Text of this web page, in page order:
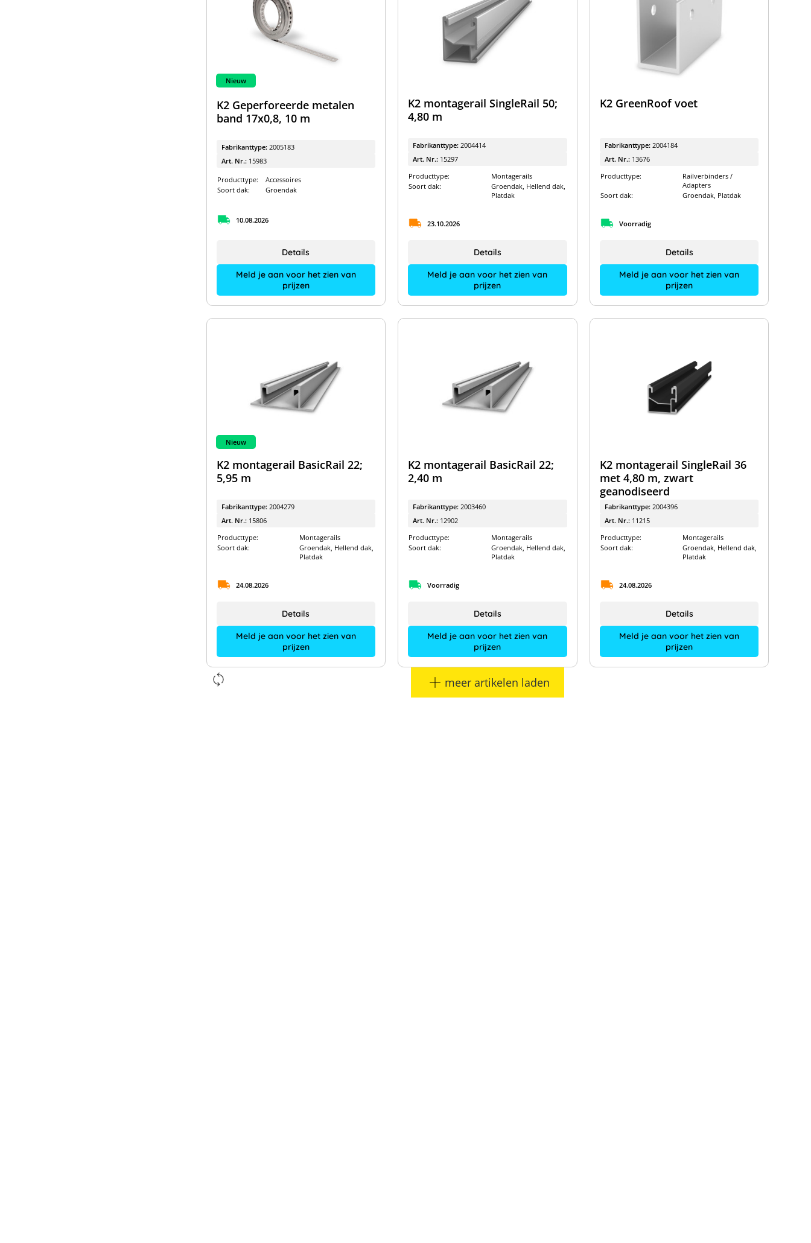
Nieuw
K2 Geperforeerde metalen
band 17x0,8, 10 m
Fabrikanttype: 2005183
Art. Nr.: 15983
Producttype:
Accessoires
Soort dak:
Groendak
10.08.2026
Meld je aan voor het zien van
prijzen
Details
K2 montagerail SingleRail 50;
4,80 m
Fabrikanttype:2004414
Art. Nr.: 15297
Producttype:
Montagerails
Soort dak:
Groendak, Hellend dak,
Platdak
23.10.2026
Meld je aan voor het zien van
prijzen
Details
K2 GreenRoof voet
Fabrikanttype: 2004184
Art. Nr.: 13676
Producttype:
Railverbinders /
Adapters
Soort dak:
Groendak, Platdak
Voorradig
Meld je aan voor het zien van
prijzen
Details
Nieuw
K2 montagerail BasicRail 22;
5,95 m
Fabrikanttype: 2004279
Art. Nr.: 15806
Producttype:
Montagerails
Soort dak:
Groendak, Hellend dak,
Platdak
24.08.2026
Meld je aan voor het zien van
prijzen
Details
K2 montagerail BasicRail 22;
2,40 m
Fabrikanttype:2003460
Art. Nr.: 12902
Producttype:
Montagerails
Soort dak:
Groendak, Hellend dak,
Platdak
Voorradig
Meld je aan voor het zien van
prijzen
Details
K2 montagerail SingleRail 36
met 4,80 m, zwart
geanodiseerd
Fabrikanttype: 2004396
Art. Nr.: 11215
Producttype:
Montagerails
Soort dak:
Groendak, Hellend dak,
Platdak
24.08.2026
Meld je aan voor het zien van
prijzen
Details
meer artikelen laden